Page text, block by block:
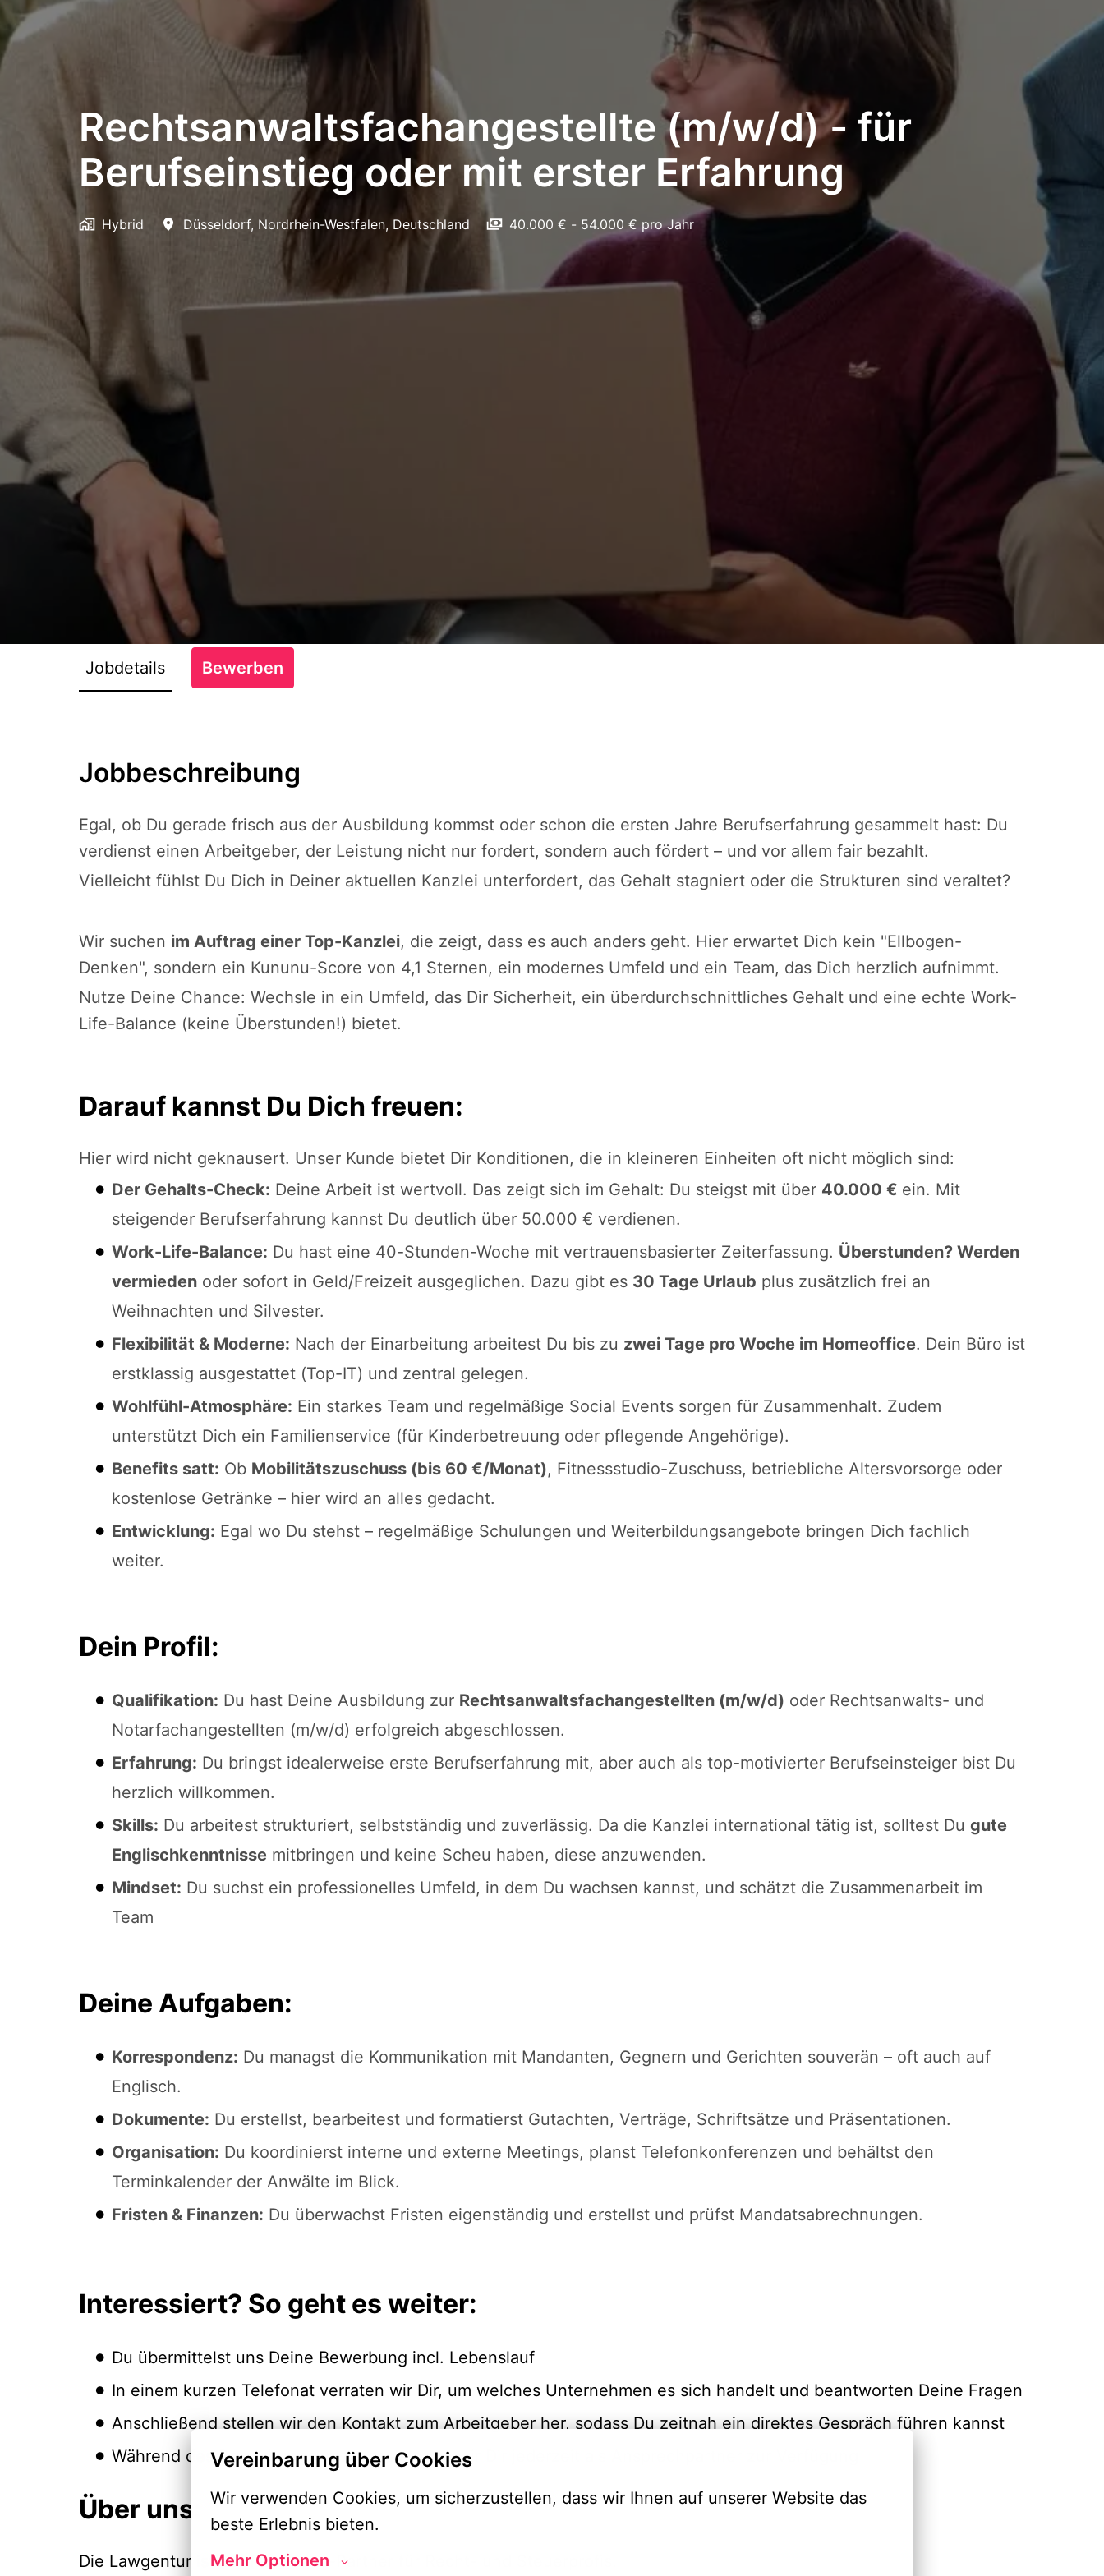
Vereinbarung über Cookies
Wir verwenden Cookies, um sicherzustellen, dass wir Ihnen auf unserer Website das
beste Erlebnis bieten.
Mehr Optionen
Rechtsanwaltsfachangestellte (m/w/d) - für
Berufseinstieg oder mit erster Erfahrung
Hybrid Düsseldorf, Nordrhein-Westfalen, Deutschland 40.000 € - 54.000 € pro Jahr
Jobdetails Bewerben
Jobbeschreibung
Egal, ob Du gerade frisch aus der Ausbildung kommst oder schon die ersten Jahre Berufserfahrung gesammelt hast: Du
verdienst einen Arbeitgeber, der Leistung nicht nur fordert, sondern auch fördert – und vor allem fair bezahlt.
Vielleicht fühlst Du Dich in Deiner aktuellen Kanzlei unterfordert, das Gehalt stagniert oder die Strukturen sind veraltet?
Wir suchen im Auftrag einer Top-Kanzlei, die zeigt, dass es auch anders geht. Hier erwartet Dich kein "Ellbogen-
Denken", sondern ein Kununu-Score von 4,1 Sternen, ein modernes Umfeld und ein Team, das Dich herzlich aufnimmt.
Nutze Deine Chance: Wechsle in ein Umfeld, das Dir Sicherheit, ein überdurchschnittliches Gehalt und eine echte Work-
Life-Balance (keine Überstunden!) bietet.
Darauf kannst Du Dich freuen:
Hier wird nicht geknausert. Unser Kunde bietet Dir Konditionen, die in kleineren Einheiten oft nicht möglich sind:
Der Gehalts-Check: Deine Arbeit ist wertvoll. Das zeigt sich im Gehalt: Du steigst mit über 40.000 € ein. Mit
steigender Berufserfahrung kannst Du deutlich über 50.000 € verdienen.
Work-Life-Balance: Du hast eine 40-Stunden-Woche mit vertrauensbasierter Zeiterfassung. Überstunden? Werden
vermieden oder sofort in Geld/Freizeit ausgeglichen. Dazu gibt es 30 Tage Urlaub plus zusätzlich frei an
Weihnachten und Silvester.
Flexibilität & Moderne: Nach der Einarbeitung arbeitest Du bis zu zwei Tage pro Woche im Homeoffice. Dein Büro ist
erstklassig ausgestattet (Top-IT) und zentral gelegen.
Wohlfühl-Atmosphäre: Ein starkes Team und regelmäßige Social Events sorgen für Zusammenhalt. Zudem
unterstützt Dich ein Familienservice (für Kinderbetreuung oder pflegende Angehörige).
Benefits satt: Ob Mobilitätszuschuss (bis 60 €/Monat), Fitnessstudio-Zuschuss, betriebliche Altersvorsorge oder
kostenlose Getränke – hier wird an alles gedacht.
Entwicklung: Egal wo Du stehst – regelmäßige Schulungen und Weiterbildungsangebote bringen Dich fachlich
weiter.
Dein Profil:
Qualifikation: Du hast Deine Ausbildung zur Rechtsanwaltsfachangestellten (m/w/d) oder Rechtsanwalts- und
Notarfachangestellten (m/w/d) erfolgreich abgeschlossen.
Erfahrung: Du bringst idealerweise erste Berufserfahrung mit, aber auch als top-motivierter Berufseinsteiger bist Du
herzlich willkommen.
Skills: Du arbeitest strukturiert, selbstständig und zuverlässig. Da die Kanzlei international tätig ist, solltest Du gute
Englischkenntnisse mitbringen und keine Scheu haben, diese anzuwenden.
Mindset: Du suchst ein professionelles Umfeld, in dem Du wachsen kannst, und schätzt die Zusammenarbeit im
Team
Deine Aufgaben:
Korrespondenz: Du managst die Kommunikation mit Mandanten, Gegnern und Gerichten souverän – oft auch auf
Englisch.
Dokumente: Du erstellst, bearbeitest und formatierst Gutachten, Verträge, Schriftsätze und Präsentationen.
Organisation: Du koordinierst interne und externe Meetings, planst Telefonkonferenzen und behältst den
Terminkalender der Anwälte im Blick.
Fristen & Finanzen: Du überwachst Fristen eigenständig und erstellst und prüfst Mandatsabrechnungen.
Interessiert? So geht es weiter:
Du übermittelst uns Deine Bewerbung incl. Lebenslauf
In einem kurzen Telefonat verraten wir Dir, um welches Unternehmen es sich handelt und beantworten Deine Fragen
Anschließend stellen wir den Kontakt zum Arbeitgeber her, sodass Du zeitnah ein direktes Gespräch führen kannst
Während des Bewerbungsprozesses stehen wir Dir jederzeit als Ansprechpartner zur Verfügung
Über uns:
Die Lawgentur ist der Recruiting-Partner für Recht- und Steuerprofis.